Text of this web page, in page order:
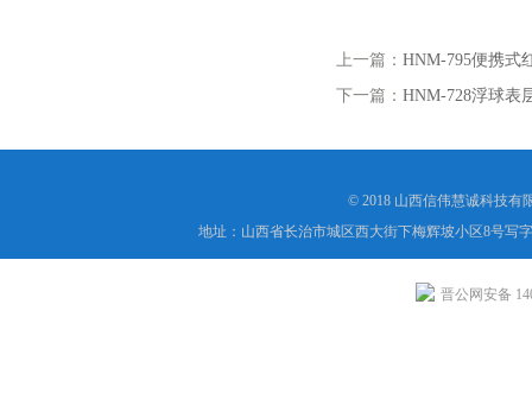
上一篇： HNM-795便携式
下一篇： HNM-728浮球表
© 2018 山西信伟慧诚科技有
地址：山西省长治市城区西大街下梅辉坡小区8号写
晋公网安备